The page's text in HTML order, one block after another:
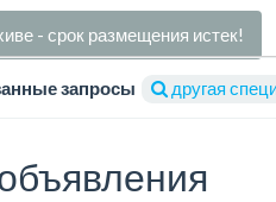
- срок размещения истек!
запросы другая